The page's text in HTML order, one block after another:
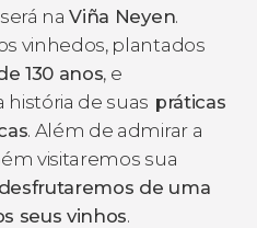
naViña Neyen.
vinhedos, plantados
130 anos, e
de suas práticas
. Além de admirar a
visitaremos sua
desfrutaremos de uma
seus vinhos.